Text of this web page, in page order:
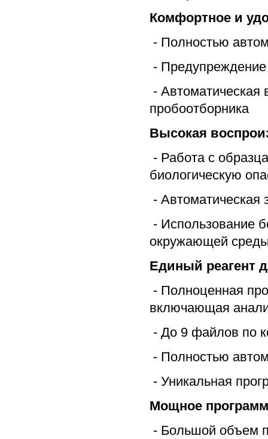
Комфортное и
- Полностью
-
- Автоматическая
пробоотборника
Высокая
- Работа с
биологическую
- Автоматическая
- Использование
окружающей
Единый реагент
- Полноценная
включающая
- До 9 файлов по
- Полностью
- Уникальная
Мощное
- Большой объем